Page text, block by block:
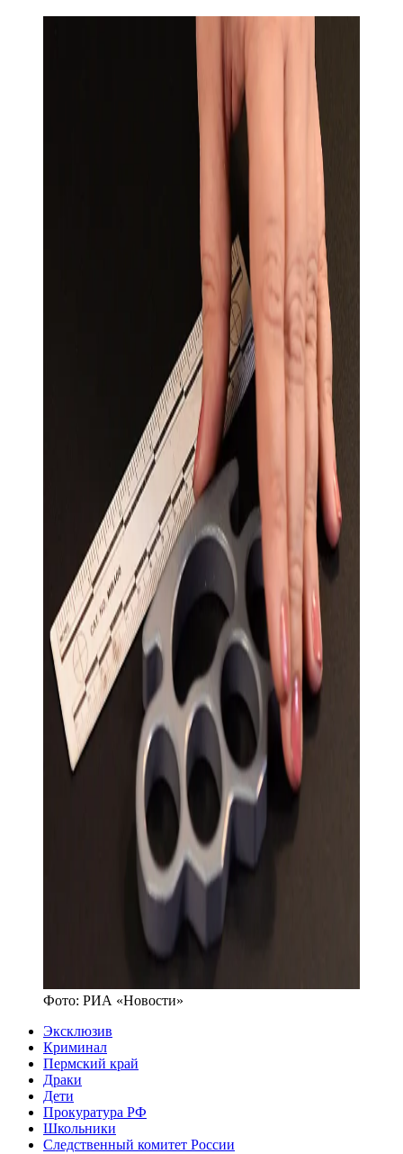
Фото: РИА «Новости»
Эксклюзив
Криминал
Пермский край
Драки
Дети
Прокуратура РФ
Школьники
Следственный комитет России